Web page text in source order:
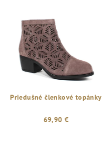
Priedušné členkové topánky
69,90 €